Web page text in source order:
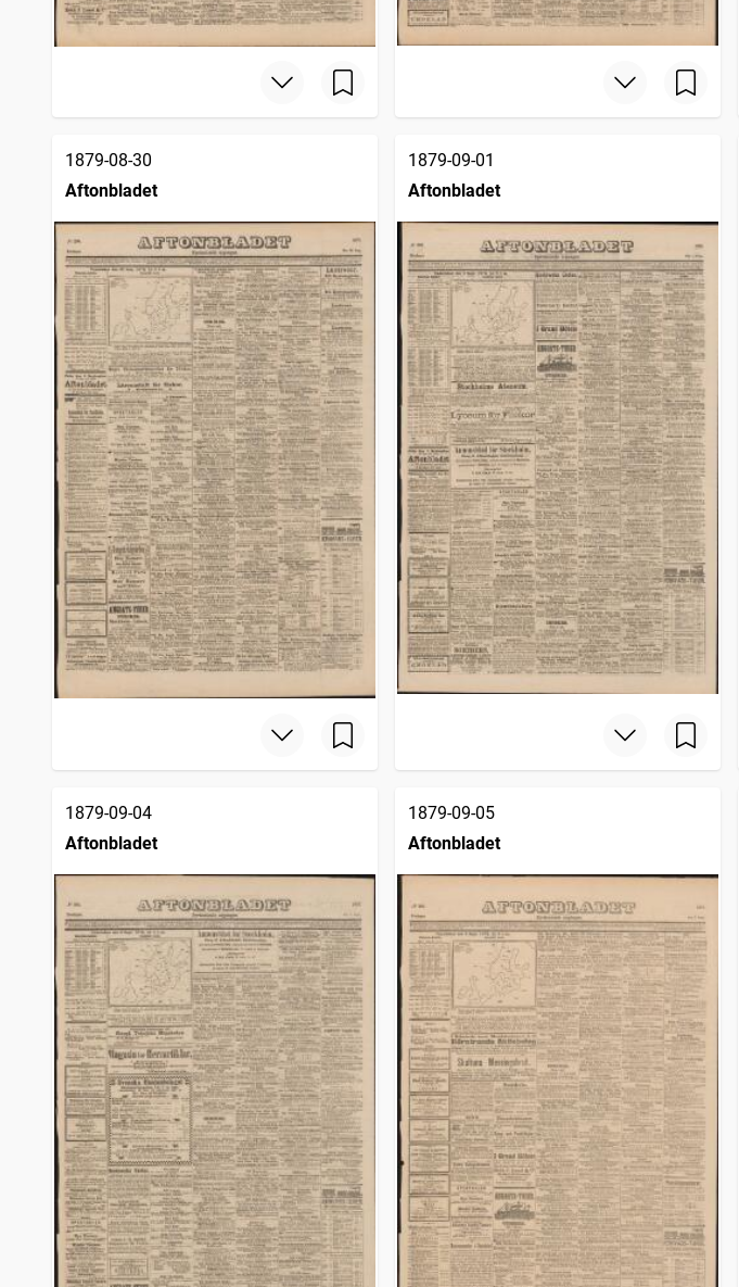
1879-08-30
Aftonbladet
1879-09-01
Aftonbladet
1879-09-04
Aftonbladet
1879-09-05
Aftonbladet